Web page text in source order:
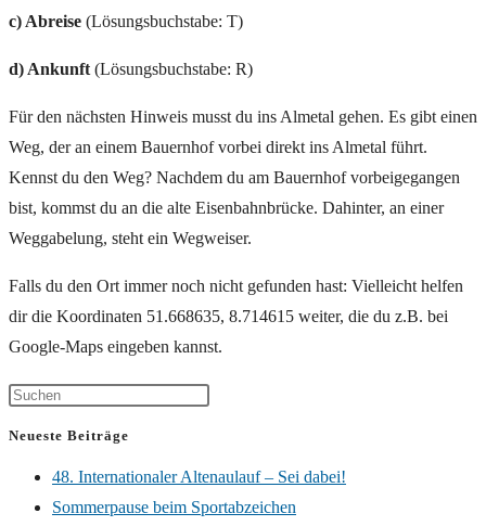
c) Abreise (Lösungsbuchstabe: T)
d) Ankunft (Lösungsbuchstabe: R)
Für den nächsten Hinweis musst du ins Almetal gehen. Es gibt einen
Weg, der an einem Bauernhof vorbei direkt ins Almetal führt.
Kennst du den Weg? Nachdem du am Bauernhof vorbeigegangen
bist, kommst du an die alte Eisenbahnbrücke. Dahinter, an einer
Weggabelung, steht ein Wegweiser.
Falls du den Ort immer noch nicht gefunden hast: Vielleicht helfen
dir die Koordinaten 51.668635, 8.714615 weiter, die du z.B. bei
Google-Maps eingeben kannst.
Neueste Beiträge
48. Internationaler Altenaulauf – Sei dabei!
Sommerpause beim Sportabzeichen